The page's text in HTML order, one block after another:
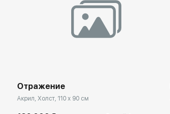
Отражение
Акрил, Холст, 110 x 90 см